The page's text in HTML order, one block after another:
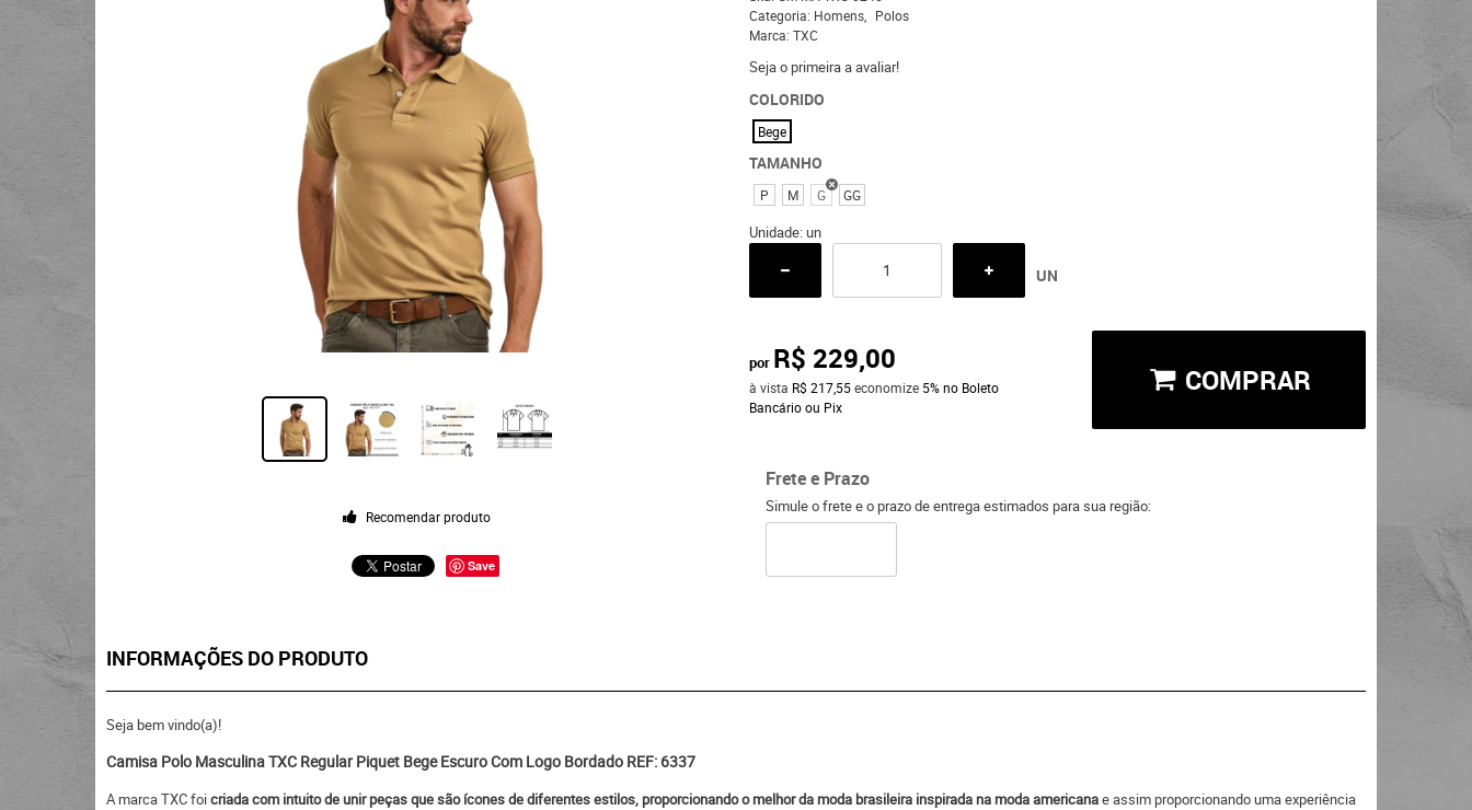
Recomendar produto
Save
Categoria: Homens
Polos
Marca: TXC
Seja o primeira a avaliar!
COLORIDO
Bege
TAMANHO
P M G GG
Unidade: un
UN
por R$ 229,00
à vista R$ 217,55economize 5% no Boleto
Bancário ou Pix
COMPRAR
Frete e Prazo
Simule o frete e o prazo de entrega estimados para sua região:
INFORMAÇÕES DO PRODUTO
Seja bem vindo(a)!
Camisa Polo Masculina TXC Regular Piquet Bege Escuro Com Logo Bordado REF: 6337
A marca TXC foicriada com intuito de unir peças que são ícones de diferentes estilos, proporcionando o melhor da moda brasileira inspirada na moda americanae assim proporcionando uma experiência